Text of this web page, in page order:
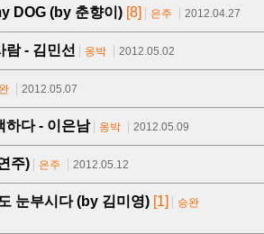
DOG (by 춘향이) [8] 은주 2012.04.27
람 - 김민선 옹박 2012.05.02
2012.05.07
하다 - 이은남 옹박 2012.05.09
주) 은주 2012.05.12
눈부시다 (by 김미영) [1]
승완